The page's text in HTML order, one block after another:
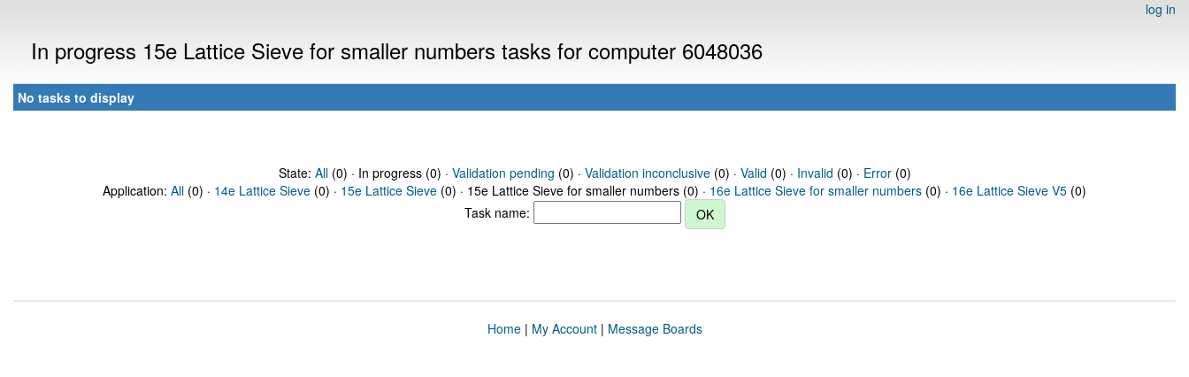
log in
In progress 15e Lattice Sieve for smaller numbers tasks for computer 6048036
No tasks to display
State: All(0) · In progress (0) · Validation pending (0) · Validation inconclusive(0) · Valid (0) · Invalid (0) · Error(0)
Application: All (0) · 14e Lattice Sieve (0) · 15e Lattice Sieve (0) · 15e Lattice Sieve for smaller numbers (0) · 16e Lattice Sieve for smaller numbers (0) · 16e Lattice Sieve V5 (0)
Task name:
Home| My Account| Message Boards